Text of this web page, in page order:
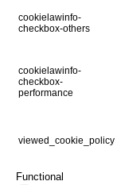
cookielawinfo-
checkbox-others
cookielawinfo-
checkbox-
performance
viewed_cookie_policy
Functional